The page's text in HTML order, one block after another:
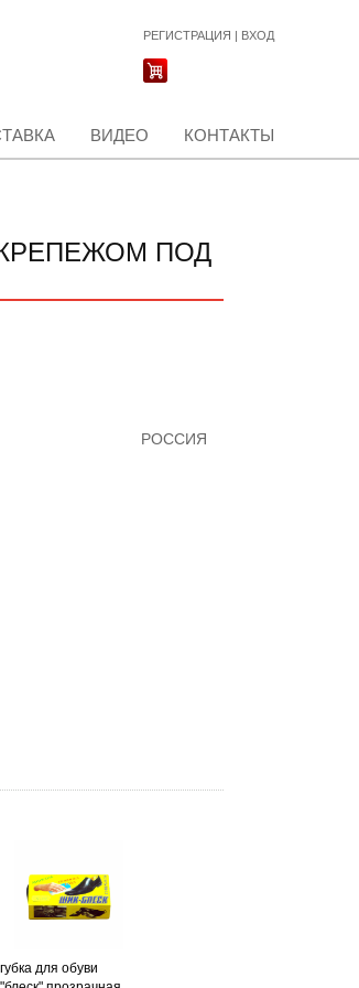
РЕГИСТРАЦИЯ | ВХОД
ВИДЕО КОНТАКТЫ
ПОД
РОССИЯ
губка для обуви